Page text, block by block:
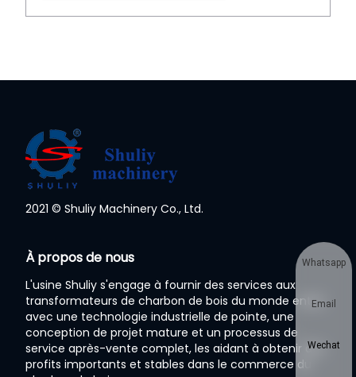
2021 © Shuliy Machinery Co., Ltd.
À propos de nous
L'usine Shuliy s'engage à fournir des services aux
transformateurs de charbon de bois du monde entier
avec une technologie industrielle de pointe, une
conception de projet mature et un processus de
service après-vente complet, les aidant à obtenir des
profits importants et stables dans le commerce du
Whatsapp
Email
Wechat